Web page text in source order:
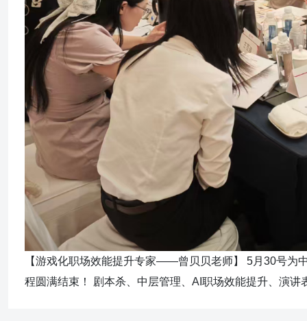
【游戏化职场效能提升专家——曾贝贝老师】 5月30号为
程圆满结束！ 剧本杀、中层管理、AI职场效能提升、演